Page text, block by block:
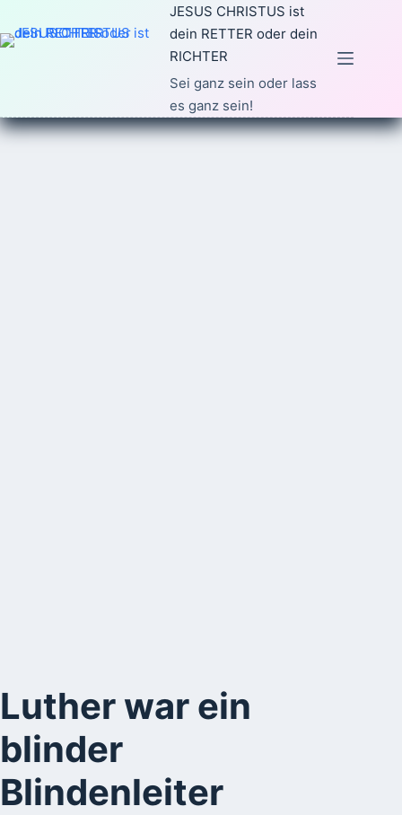
Inhalt
JESUS CHRISTUS ist
dein RETTER oder dein
RICHTER
Sei ganz sein oder lass
es ganz sein!
Luther war ein
blinder
Blindenleiter